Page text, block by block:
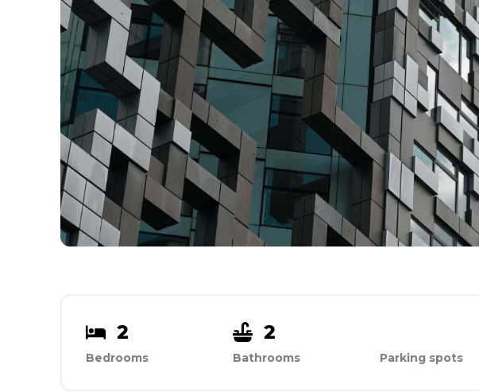
2
Bedrooms
2
Bathrooms Parking spots